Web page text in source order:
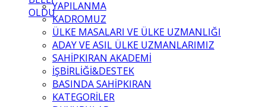
OLDUYAPILANMA
KADROMUZ
ÜLKE MASALARI VE ÜLKE UZMANLIĞI
ADAY VE ASIL ÜLKE UZMANLARIMIZ
SAHİPKIRAN AKADEMİ
İŞBİRLİĞİ&DESTEK
BASINDA SAHİPKIRAN
KATEGORİLER